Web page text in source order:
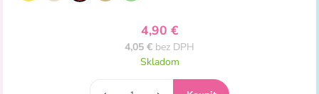
4,90 €
4,05 € bez DPH
Skladom